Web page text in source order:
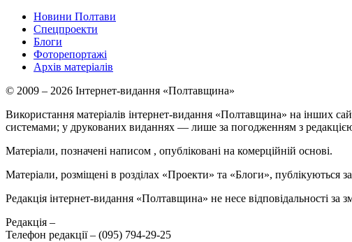
Новини Полтави
Спецпроекти
Блоги
Фоторепортажі
Архів матеріалів
© 2009 – 2026 Інтернет-видання «Полтавщина»
Використання матеріалів інтернет-видання «Полтавщина» на інших
системами; у друкованих виданнях — лише за погодженням з
Матеріали, позначені написом , опубліковані на комерційній основі.
Матеріали, розміщені в розділах «Проекти» та «Блоги», публікуються
Редакція інтернет-видання «Полтавщина» не несе відповідальності за
Редакція –
Телефон редакції – (095) 794-29-25